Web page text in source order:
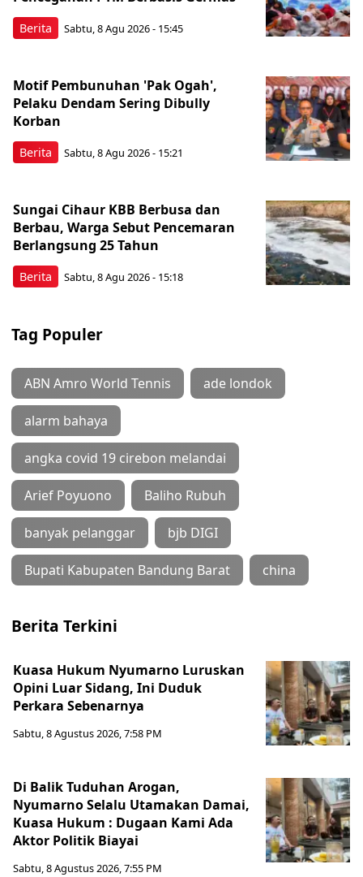
Berita Sabtu, 8 Agu 2026 - 15:45
Berita
Motif Pembunuhan 'Pak Ogah',
Pelaku Dendam Sering Dibully
Korban
Sabtu, 8 Agu 2026 - 15:21
Berita
Sungai Cihaur KBB Berbusa dan
Berbau, Warga Sebut Pencemaran
Berlangsung 25 Tahun
Sabtu, 8 Agu 2026 - 15:18
Tag Populer
ABN Amro World Tennis ade londok
alarm bahaya
angka covid 19 cirebon melandai
Arief Poyuono Baliho Rubuh
banyak pelanggar bjb DIGI
Bupati Kabupaten Bandung Barat china
Berita Terkini
Kuasa Hukum Nyumarno Luruskan
Opini Luar Sidang, Ini Duduk
Perkara Sebenarnya ​
Sabtu, 8 Agustus 2026, 7:58 PM
Di Balik Tuduhan Arogan,
Nyumarno Selalu Utamakan Damai,
Kuasa Hukum : Dugaan Kami Ada
Aktor Politik Biayai
Sabtu, 8 Agustus 2026, 7:55 PM